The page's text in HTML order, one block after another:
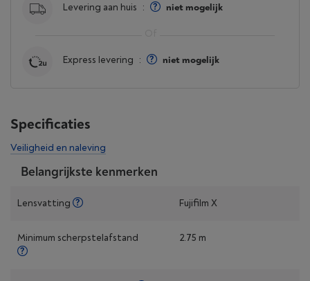
Levering aan huis : niet mogelijk
Express levering : niet mogelijk
Specificaties
Veiligheid en naleving
Belangrijkste kenmerken
Lensvatting Fujifilm X
Minimum scherpstelafstand 2.75 m